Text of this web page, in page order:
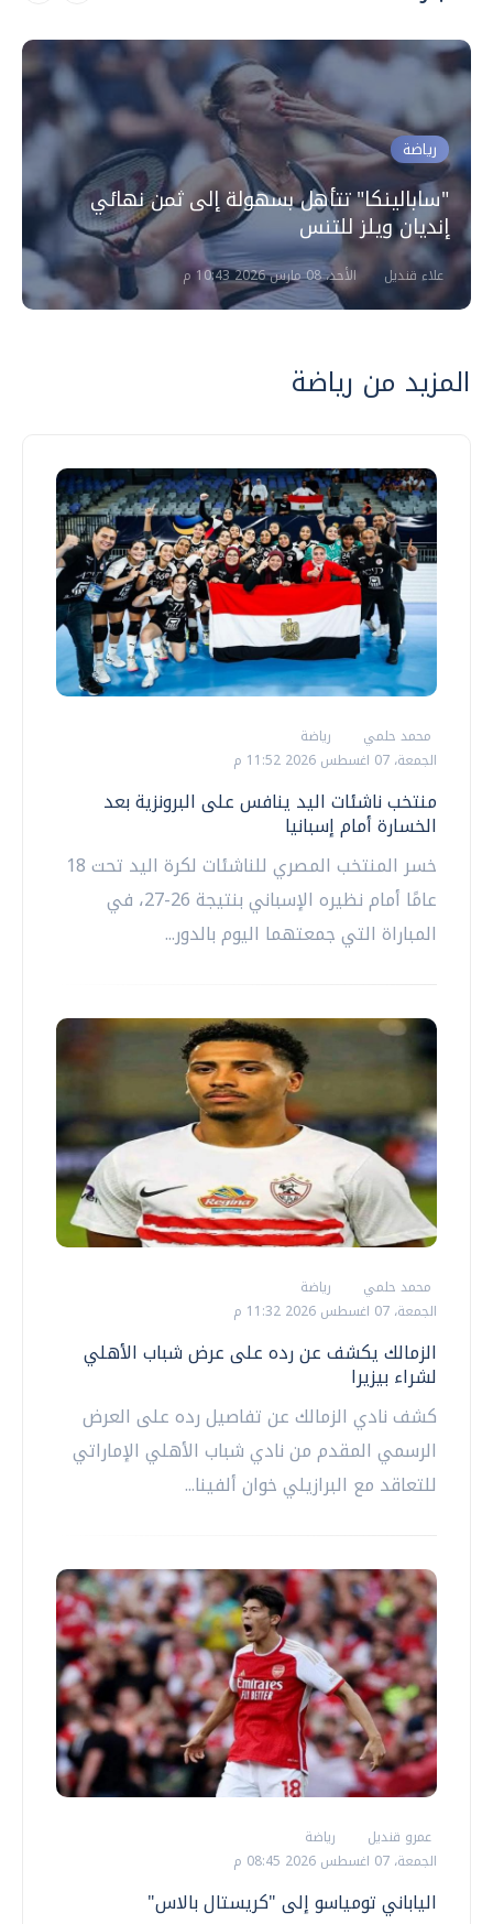
رياضة
"سابالينكا" تتأهل بسهولة إلى ثمن نهائي
إنديان ويلز للتنس
علاء قنديل الأحد، 08 مارس 2026 10:43 م
المزيد من رياضة
محمد حلمي
رياضة
الجمعة، 07 اغسطس 2026 11:52 م
منتخب ناشئات اليد ينافس على البرونزية بعد
الخسارة أمام إسبانيا
خسر المنتخب المصري للناشئات لكرة اليد تحت 18
عامًا أمام نظيره الإسباني بنتيجة 26-27، في
المباراة التي جمعتهما اليوم بالدور...
محمد حلمي
رياضة
الجمعة، 07 اغسطس 2026 11:32 م
الزمالك يكشف عن رده على عرض شباب الأهلي
لشراء بيزيرا
كشف نادي الزمالك عن تفاصيل رده على العرض
الرسمي المقدم من نادي شباب الأهلي الإماراتي
للتعاقد مع البرازيلي خوان ألفينا...
عمرو قنديل
رياضة
الجمعة، 07 اغسطس 2026 08:45 م
الياباني تومياسو إلى "كريستال بالاس"